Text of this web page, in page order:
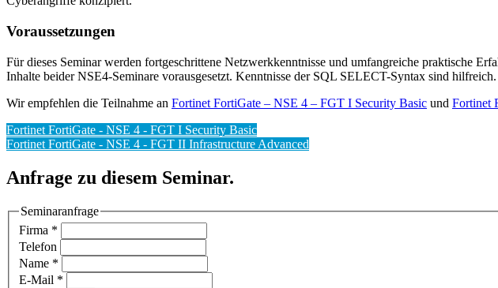
Voraussetzungen
Für dieses Seminar werden fortgeschrittene Netzwerkkenntnisse und umfangreiche praktische
Inhalte beider NSE4-Seminare vorausgesetzt. Kenntnisse der SQL SELECT-Syntax sind hilfreich.
Wir empfehlen die Teilnahme an Fortinet FortiGate – NSE 4 – FGT I Security Basic und Fortinet
Fortinet FortiGate - NSE 4 - FGT I Security Basic
Fortinet FortiGate - NSE 4 - FGT II Infrastructure Advanced
Anfrage zu diesem Seminar.
Seminaranfrage
Firma *
Telefon
Name *
E-Mail *